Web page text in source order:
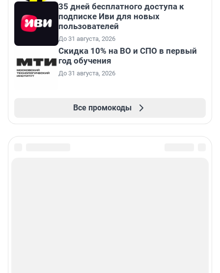
35 дней бесплатного доступа к
подписке Иви для новых
пользователей
До 31 августа, 2026
Скидка 10% на ВО и СПО в первый
год обучения
До 31 августа, 2026
Все промокоды